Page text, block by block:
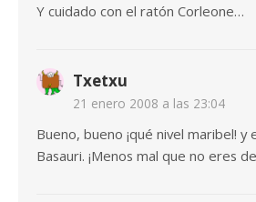
Y cuidado con el ratón Corleone…
Txetxu
21 enero 2008 a las 23:04
Bueno, bueno ¡qué nivel maribel! y
Basauri. ¡Menos mal que no eres